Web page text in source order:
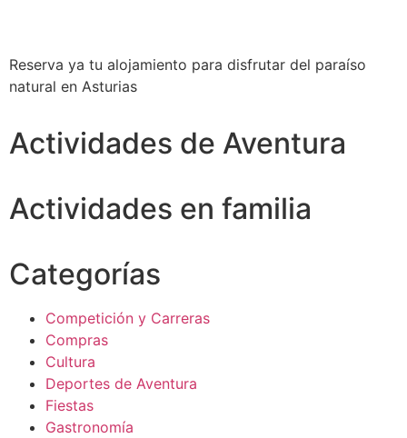
Reserva ya tu alojamiento para disfrutar del paraíso
natural en Asturias
Actividades de Aventura
Actividades en familia
Categorías
Competición y Carreras
Compras
Cultura
Deportes de Aventura
Fiestas
Gastronomía